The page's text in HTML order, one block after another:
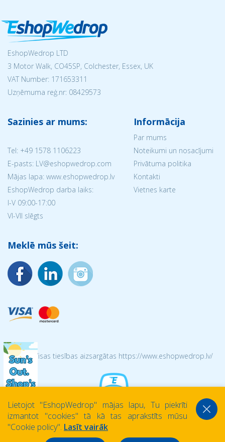
EshopWedrop LTD
3 Motor Walk, CO45SP, Colchester, Essex, UK
VAT Number: 171653311
Uzņēmuma reģ.nr: 08429573
Sazinies ar mums:
Tel: +49 1578 1106223
E-pasts: LV@eshopwedrop.com
Mājas lapa: www.eshopwedrop.lv
EshopWedrop darba laiks:
I-V 09:00-17:00
VI-VII slēgts
Informācija
Par mums
Noteikumi un nosacījumi
Privātuma politika
Kontakti
Vietnes karte
Meklē mūs šeit:
© 2026 Visas tiesības aizsargātas https://www.eshopwedrop.lv/
Lietojot ''EshopWedrop'' mājas lapu, Tu piekrīti
izmantot ''cookies'' tā kā tas aprakstīts mūsu
''Cookie policy''. Lasīt vairāk